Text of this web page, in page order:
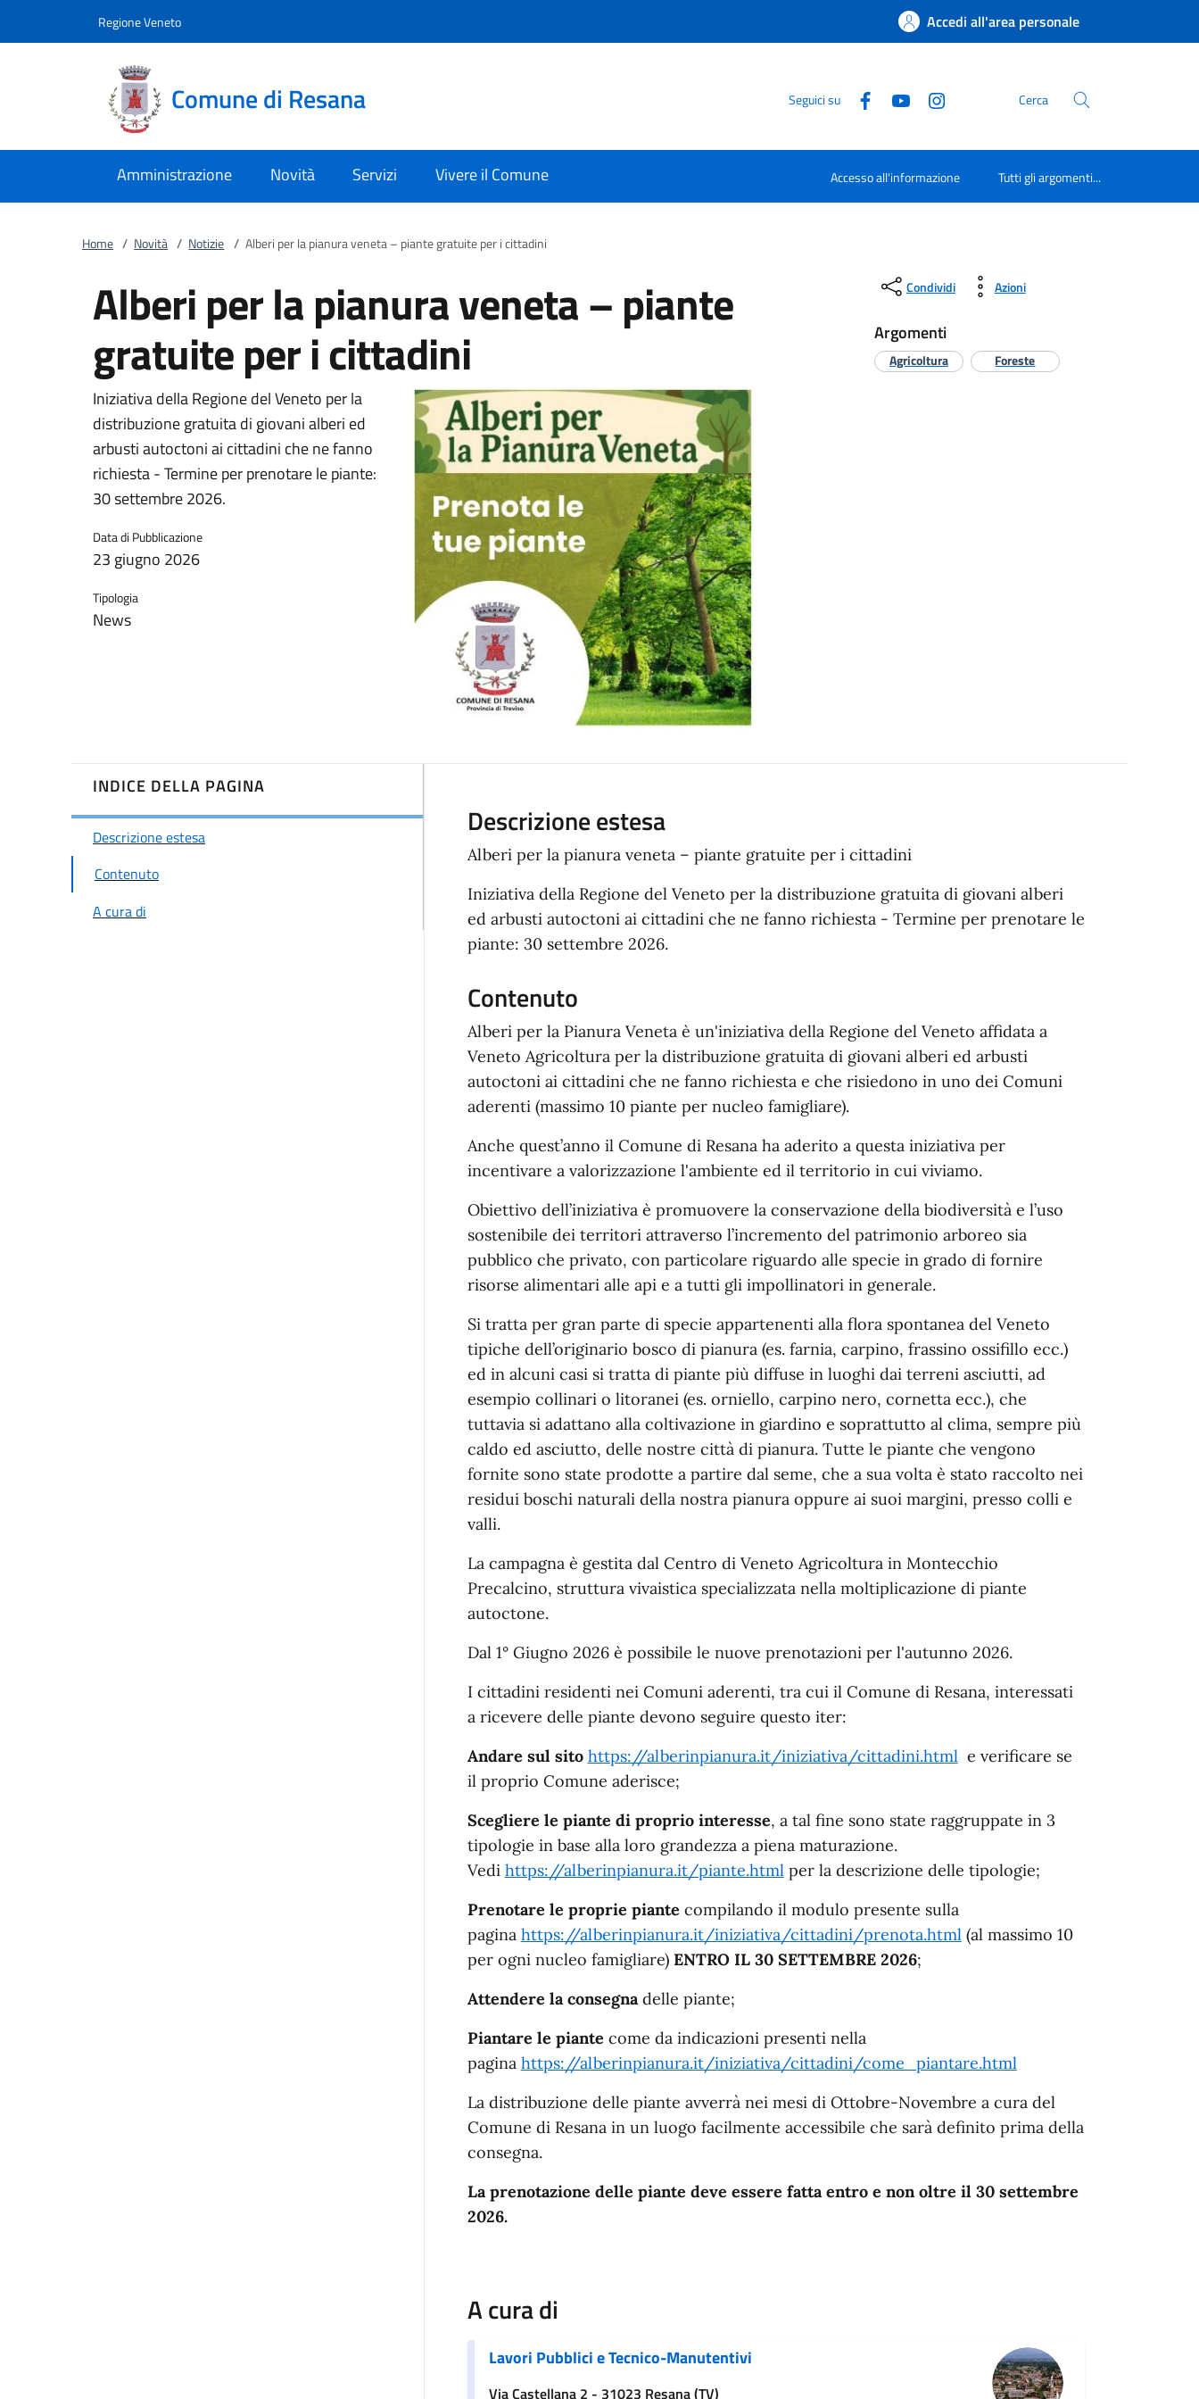
Regione Veneto Accedi all'area personale
Comune di Resana Seguici su Cerca
Amministrazione Novità Servizi Vivere il Comune Accesso all'informazione Tutti gli argomenti...
Home / Novità / Notizie / Alberi per la pianura veneta – piante gratuite per i cittadini
Alberi per la pianura veneta – piante
gratuite per i cittadini
Iniziativa della Regione del Veneto per la
distribuzione gratuita di giovani alberi ed
arbusti autoctoni ai cittadini che ne fanno
richiesta - Termine per prenotare le piante:
30 settembre 2026.
Data di Pubblicazione
23 giugno 2026
Tipologia
News
Condividi Azioni
Argomenti
Agricoltura Foreste
INDICE DELLA PAGINA
Descrizione estesa
Contenuto
A cura di
Descrizione estesa
Alberi per la pianura veneta – piante gratuite per i cittadini
Iniziativa della Regione del Veneto per la distribuzione gratuita di giovani alberi
ed arbusti autoctoni ai cittadini che ne fanno richiesta - Termine per prenotare le
piante: 30 settembre 2026.
Contenuto
Alberi per la Pianura Veneta è un'iniziativa della Regione del Veneto affidata a
Veneto Agricoltura per la distribuzione gratuita di giovani alberi ed arbusti
autoctoni ai cittadini che ne fanno richiesta e che risiedono in uno dei Comuni
aderenti (massimo 10 piante per nucleo famigliare).
Anche quest’anno il Comune di Resana ha aderito a questa iniziativa per
incentivare a valorizzazione l'ambiente ed il territorio in cui viviamo.
Obiettivo dell’iniziativa è promuovere la conservazione della biodiversità e l’uso
sostenibile dei territori attraverso l’incremento del patrimonio arboreo sia
pubblico che privato, con particolare riguardo alle specie in grado di fornire
risorse alimentari alle api e a tutti gli impollinatori in generale.
Si tratta per gran parte di specie appartenenti alla flora spontanea del Veneto
tipiche dell’originario bosco di pianura (es. farnia, carpino, frassino ossifillo ecc.)
ed in alcuni casi si tratta di piante più diffuse in luoghi dai terreni asciutti, ad
esempio collinari o litoranei (es. orniello, carpino nero, cornetta ecc.), che
tuttavia si adattano alla coltivazione in giardino e soprattutto al clima, sempre più
caldo ed asciutto, delle nostre città di pianura. Tutte le piante che vengono
fornite sono state prodotte a partire dal seme, che a sua volta è stato raccolto nei
residui boschi naturali della nostra pianura oppure ai suoi margini, presso colli e
valli.
La campagna è gestita dal Centro di Veneto Agricoltura in Montecchio
Precalcino, struttura vivaistica specializzata nella moltiplicazione di piante
autoctone.
Dal 1° Giugno 2026 è possibile le nuove prenotazioni per l'autunno 2026.
I cittadini residenti nei Comuni aderenti, tra cui il Comune di Resana, interessati
a ricevere delle piante devono seguire questo iter:
Andare sul sito https://alberinpianura.it/iniziativa/cittadini.htmle verificare se
il proprio Comune aderisce;
Scegliere le piante di proprio interesse, a tal fine sono state raggruppate in 3
tipologie in base alla loro grandezza a piena maturazione.
Vedi https://alberinpianura.it/piante.htmlper la descrizione delle tipologie;
Prenotare le proprie piante compilando il modulo presente sulla
pagina https://alberinpianura.it/iniziativa/cittadini/prenota.html(al massimo 10
per ogni nucleo famigliare) ENTRO IL 30 SETTEMBRE 2026;
Attendere la consegnadelle piante;
Piantare le piante come da indicazioni presenti nella
pagina https://alberinpianura.it/iniziativa/cittadini/come_piantare.html
La distribuzione delle piante avverrà nei mesi di Ottobre-Novembre a cura del
Comune di Resana in un luogo facilmente accessibile che sarà definito prima della
consegna.
La prenotazione delle piante deve essere fatta entro e non oltre il 30 settembre
2026.
A cura di
Lavori Pubblici e Tecnico-Manutentivi
Via Castellana 2 - 31023 Resana (TV)